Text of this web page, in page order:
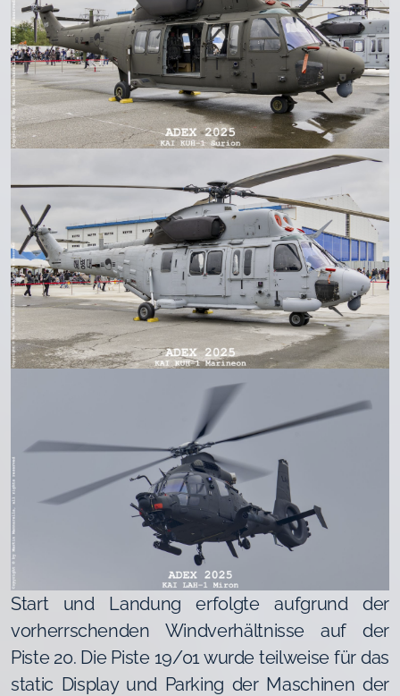
Start und Landung erfolgte aufgrund der
vorherrschenden Windverhältnisse auf der
Piste 20. Die Piste 19/01 wurde teilweise für das
static Display und Parking der Maschinen der